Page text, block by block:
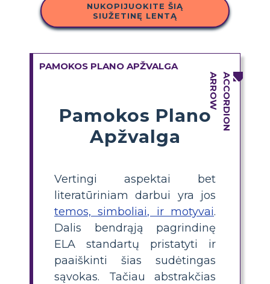
NUKOPIJUOKITE ŠIĄ
SIUŽETINĘ LENTĄ
PAMOKOS PLANO APŽVALGA
Pamokos Plano
Apžvalga
Vertingi aspektai bet
literatūriniam darbui yra jos
temos, simboliai, ir motyvai.
Dalis bendrąją pagrindinę
ELA standartų pristatyti ir
paaiškinti šias sudėtingas
sąvokas. Tačiau abstrakčias